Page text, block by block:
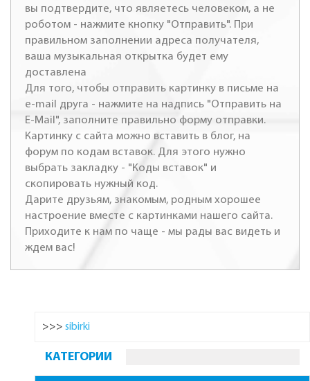
вы подтвердите, что являетесь человеком, а не
роботом - нажмите кнопку "Отправить". При
правильном заполнении адреса получателя,
ваша музыкальная открытка будет ему
доставлена
Для того, чтобы отправить картинку в письме на
e-mail друга - нажмите на надпись "Отправить на
E-Mail", заполните правильно форму отправки.
Картинку с сайта можно вставить в блог, на
форум по кодам вставок. Для этого нужно
выбрать закладку - "Коды вставок" и
скопировать нужный код.
Дарите друзьям, знакомым, родным хорошее
настроение вместе с картинками нашего сайта.
Приходите к нам по чаще - мы рады вас видеть и
ждем вас!
>>> sibirki
КАТЕГОРИИ